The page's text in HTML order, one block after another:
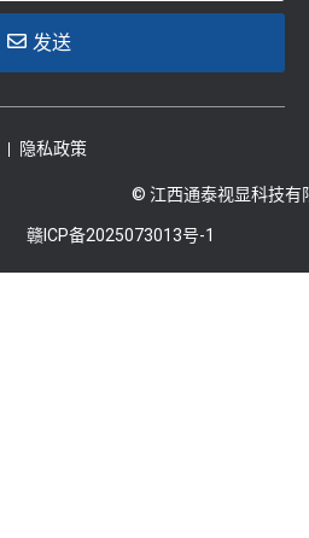
发送
隐私政策
© 江西通泰视显科技有
赣ICP备2025073013号-1